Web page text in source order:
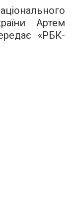
Артем
«РБК-